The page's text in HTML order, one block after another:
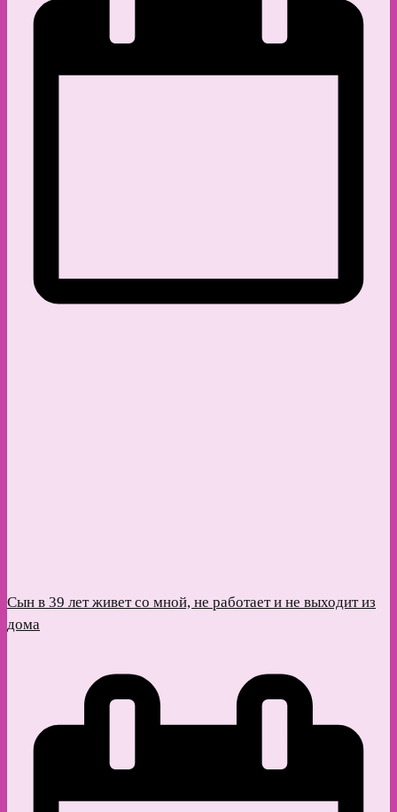
Сын в 39 лет живет со мной, не работает и не выходит из
дома